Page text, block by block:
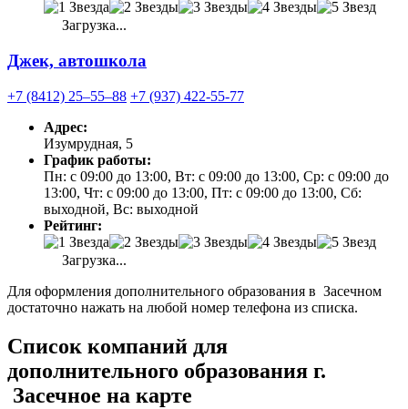
Загрузка...
Джек, автошкола
+7 (8412) 25‒55‒88 +7 (937) 422-55-77
Адрес:
Изумрудная, 5
График работы:
Пн: с 09:00 до 13:00, Вт: с 09:00 до 13:00, Ср: с 09:00 до
13:00, Чт: с 09:00 до 13:00, Пт: с 09:00 до 13:00, Сб:
выходной, Вс: выходной
Рейтинг:
Загрузка...
Для оформления дополнительного образования в Засечном
достаточно нажать на любой номер телефона из списка.
Список компаний для
дополнительного образования г.
Засечное на карте